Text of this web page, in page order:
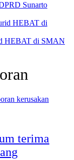
Sunarto
HEBAT di SMAN
terima